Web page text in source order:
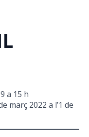
a 15 h
març 2022 a l’1 de